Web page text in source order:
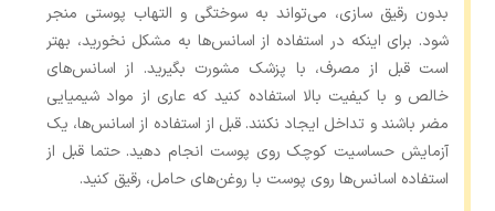
بدون رقیق سازی، می‌تواند به سوختگی و التهاب پوستی منجر
شود. برای اینکه در استفاده از اسانس‌ها به مشکل نخورید، بهتر
است قبل از مصرف، با پزشک مشورت بگیرید. از اسانس‌های
خالص و با کیفیت بالا استفاده کنید که عاری از مواد شیمیایی
مضر باشند و تداخل ایجاد نکنند. قبل از استفاده از اسانس‌ها، یک
آزمایش حساسیت کوچک روی پوست انجام دهید. حتما قبل از
استفاده اسانس‌ها روی پوست با روغن‌های حامل، رقیق کنید.